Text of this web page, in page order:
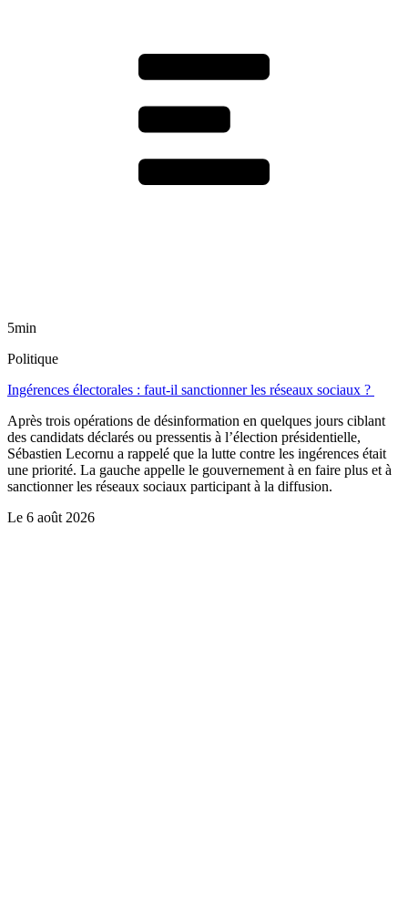
5min
Politique
Ingérences électorales : faut-il sanctionner les réseaux sociaux ?
Après trois opérations de désinformation en quelques jours ciblant
des candidats déclarés ou pressentis à l’élection présidentielle,
Sébastien Lecornu a rappelé que la lutte contre les ingérences était
une priorité. La gauche appelle le gouvernement à en faire plus et à
sanctionner les réseaux sociaux participant à la diffusion.
Le 6 août 2026